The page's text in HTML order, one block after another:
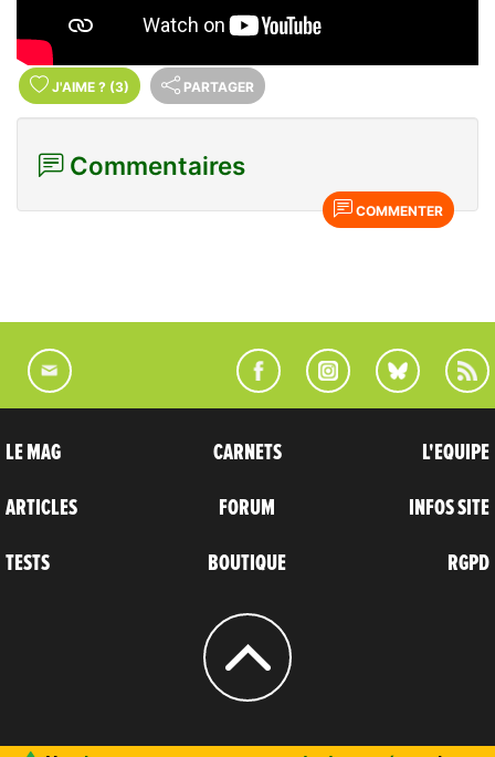
J'AIME ? (3) PARTAGER
Commentaires
COMMENTER
LE MAG
ARTICLES
TESTS
CARNETS
FORUM
BOUTIQUE
L'EQUIPE
INFOS SITE
RGPD